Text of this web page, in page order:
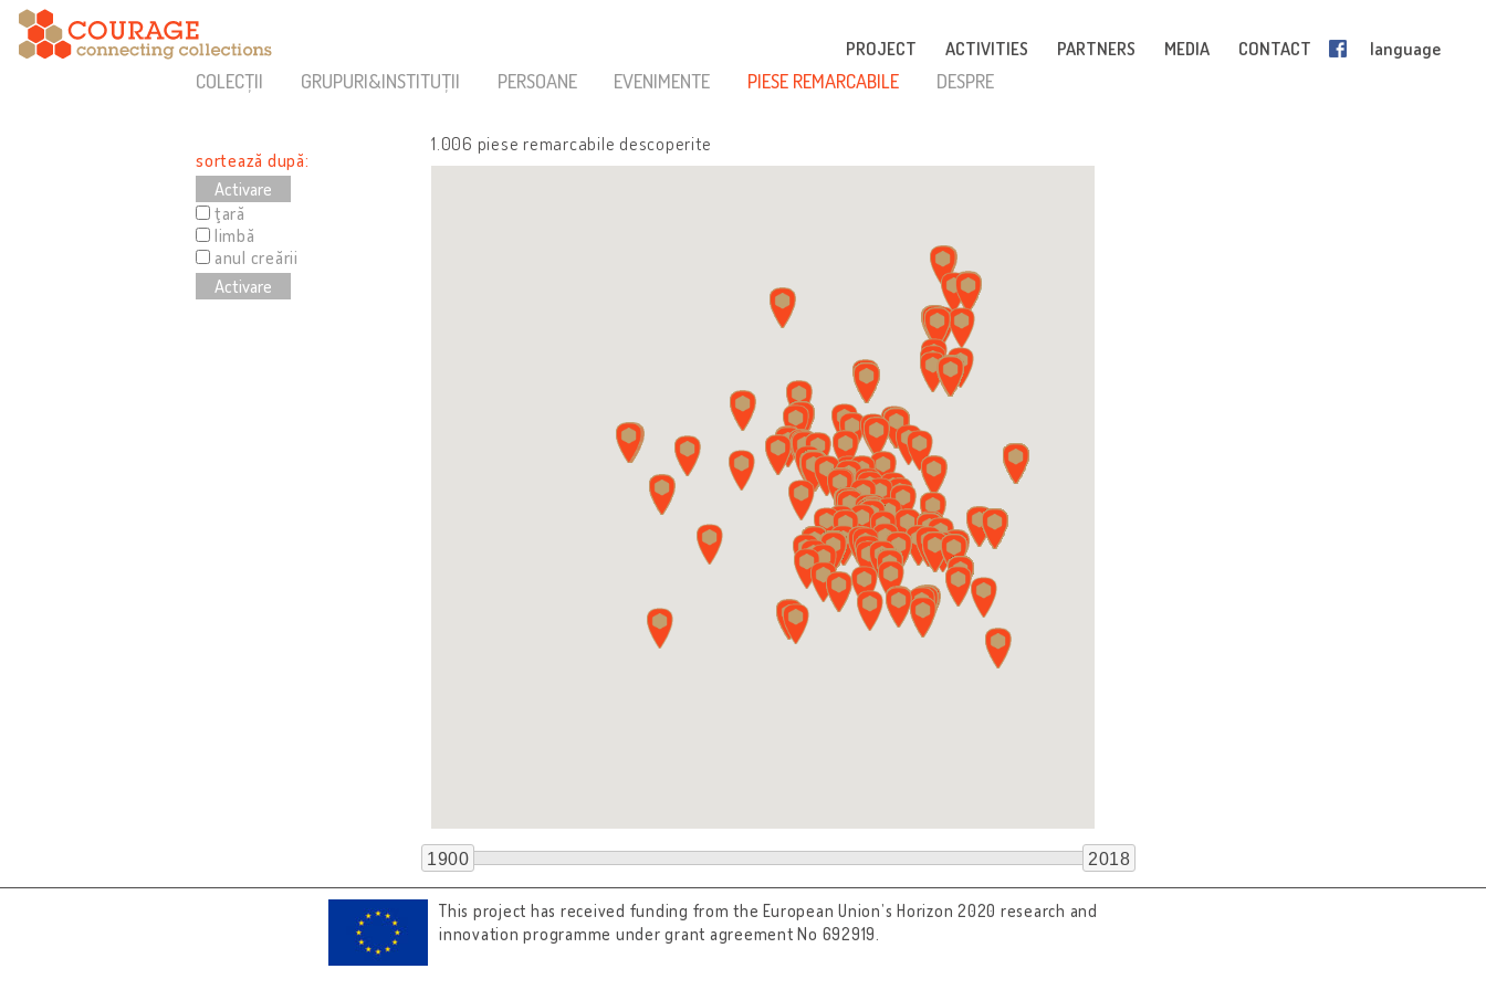
PROJECT ACTIVITIES PARTNERS MEDIA CONTACT language
COLECȚII GRUPURI&INSTITUȚII PERSOANE EVENIMENTE PIESE REMARCABILE DESPRE
sortează după:
Activare
ţară
limbă
anul creării
Activare
1.006 piese remarcabile descoperite
1900 2018
This project has received funding from the European Union’s Horizon 2020 research and
innovation programme under grant agreement No 692919.